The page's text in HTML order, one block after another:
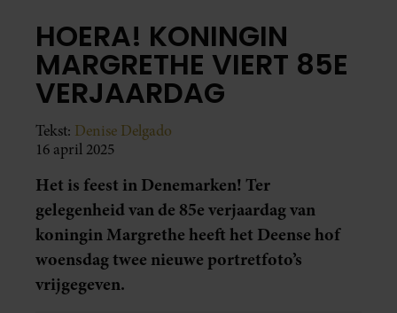
HOERA! KONINGIN
MARGRETHE VIERT 85E
VERJAARDAG
Tekst: Denise Delgado
16 april 2025
Het is feest in Denemarken! Ter
gelegenheid van de 85e verjaardag van
koningin Margrethe heeft het Deense hof
woensdag twee nieuwe portretfoto’s
vrijgegeven.